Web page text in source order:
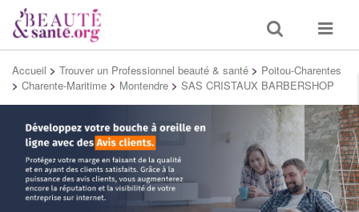
Toggle
search
Toggle
Accueil > Trouver un Professionnel beauté & santé > Poitou-Charentes
> Charente-Maritime > Montendre > SAS CRISTAUX BARBERSHOP